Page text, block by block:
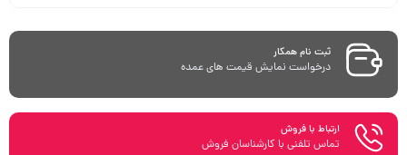
ثبت نام همکار
درخواست نمایش قیمت های عمده
ارتباط با فروش
تماس تلفنی با کارشناسان فروش